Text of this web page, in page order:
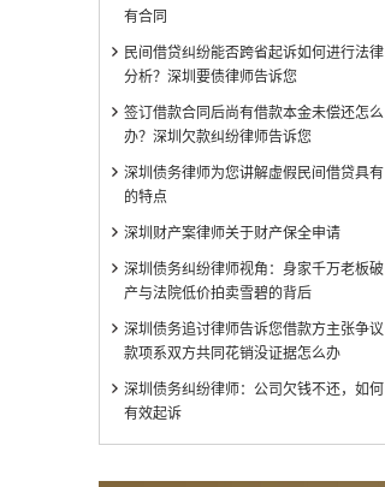
有合同
民间借贷纠纷能否跨省起诉如何进行法律
分析？深圳要债律师告诉您
签订借款合同后尚有借款本金未偿还怎么
办？深圳欠款纠纷律师告诉您
深圳债务律师为您讲解虚假民间借贷具有
的特点
深圳财产案律师关于财产保全申请
深圳债务纠纷律师视角：身家千万老板破
产与法院低价拍卖雪碧的背后
深圳债务追讨律师告诉您借款方主张争议
款项系双方共同花销没证据怎么办
深圳债务纠纷律师：公司欠钱不还，如何
有效起诉